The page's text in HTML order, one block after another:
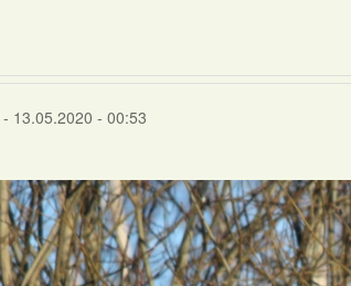
- 13.05.2020 - 00:53